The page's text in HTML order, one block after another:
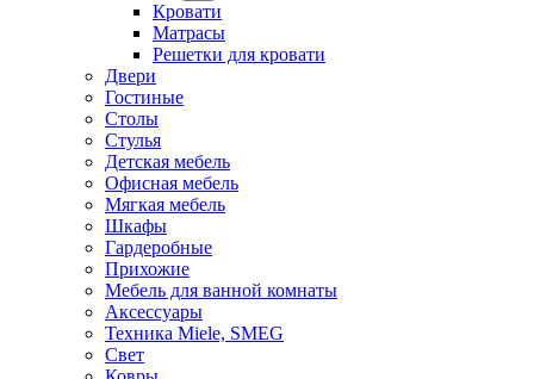
Кровати
Матрасы
Решетки для кровати
Двери
Гостиные
Столы
Стулья
Детская мебель
Офисная мебель
Мягкая мебель
Шкафы
Гардеробные
Прихожие
Мебель для ванной комнаты
Аксессуары
Техника Miele, SMEG
Свет